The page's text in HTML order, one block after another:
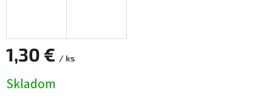
1,30 € / ks
cena:
Skladom